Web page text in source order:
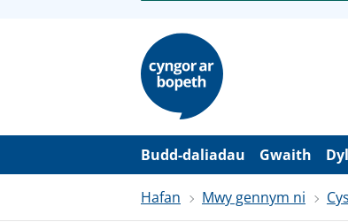
i
Budd-daliadau Gwaith
Hafan Mwy gennym ni